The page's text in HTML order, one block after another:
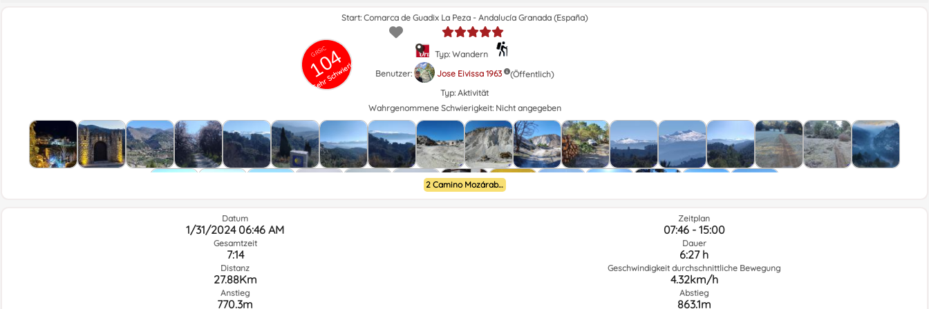
GRSIC
104
Sehr Schwierig
Start: Comarca de Guadix La Peza - Andalucía Granada (España)
Typ: Wandern
Benutzer:
Jose Eivissa 1963
(Öffentlich)
Typ: Aktivität
Wahrgenommene Schwierigkeit: Nicht angegeben
2 Camino Mozárabe de Almería a Granada
Datum
1/31/2024 06:46 AM
Gesamtzeit
7:14
Distanz
27.88Km
Anstieg
770.3m
Zeitplan
07:46 - 15:00
Dauer
6:27 h
Geschwindigkeit durchschnittliche Bewegung
4.32km/h
Abstieg
863.1m